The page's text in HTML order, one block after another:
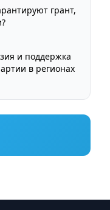
грант,
и поддержка
в регионах